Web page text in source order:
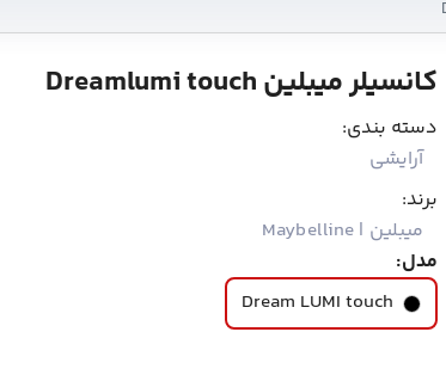
کانسیلر میبلین Dreamlumi touch
دسته بندی:
آرایشی
برند:
میبلین | Maybelline
مدل:
Dream LUMI touch